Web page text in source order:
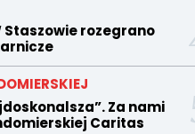
Staszowie rozegrano
Za nami
Caritas